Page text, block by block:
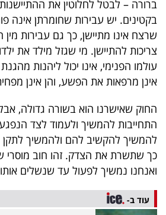
ברורה – לבטל לחלוטין את
בקטינים. יש עבירות שחומרתן
שרצח אינו מתיישן, כך גם עבירות מין
צריכות להתיישן. מי שגזל מילד את
עולמו הפנימי, אינו יכול ליהנות
אינן מרפאות את הפשע, והן אינן
החוק שאישרנו הוא בשורה גדולה,
התחייבות להמשיך ולעמוד לצד
להמשיך להקשיב להם ולהמשיך
כך שתשרת את הצדק. זהו חוב מוסרי
ואנחנו נמשיך לפעול עד שנשלים
עוד ב-